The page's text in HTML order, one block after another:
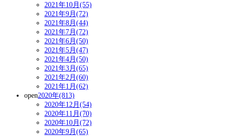
2021年10月(55)
2021年9月(72)
2021年8月(44)
2021年7月(72)
2021年6月(50)
2021年5月(47)
2021年4月(50)
2021年3月(65)
2021年2月(60)
2021年1月(62)
open2020年(813)
2020年12月(54)
2020年11月(70)
2020年10月(72)
2020年9月(65)